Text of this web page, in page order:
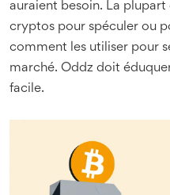
auraient besoin. La plupart
cryptos pour spéculer ou
comment les utiliser pour
marché. Oddz doit
facile.